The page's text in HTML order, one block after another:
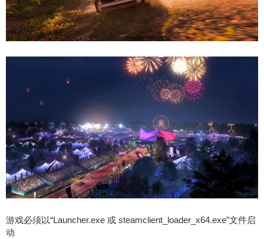
游戏必须以“Launcher.exe 或 steamclient_loader_x64.exe”文件启
动